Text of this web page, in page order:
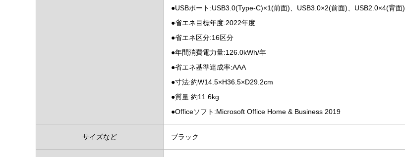
●USBポート:USB3.0(Type-C)×1(前面)、USB3.0×2(前面)、USB2.0×4(背面)
●省エネ目標年度:2022年度
●省エネ区分:16区分
●年間消費電力量:126.0kWh/年
●省エネ基準達成率:AAA
●寸法:約W14.5×H36.5×D29.2cm
●質量:約11.6kg
●Officeソフト:Microsoft Office Home & Business 2019
サイズなど ブラック